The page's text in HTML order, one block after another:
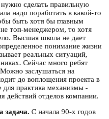
сделать правильную
надо поработать в какой-то
быть хотя бы главным
топ-менеджером, то хотя
Высшая школа не дает
понимание жизни
реальных ситуаций,
Сейчас много ребят
заслушаться на
до воплощения проекта в
для практика механизмы -
действий отделов компании.
задача. С начала 90-х годов